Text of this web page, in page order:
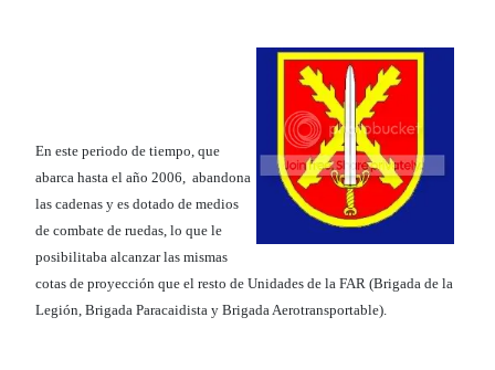
En este periodo de tiempo, que
abarca hasta el año 2006, abandona
las cadenas y es dotado de medios
de combate de ruedas, lo que le
posibilitaba alcanzar las mismas
cotas de proyección que el resto de Unidades de la FAR (Brigada de la
Legión, Brigada Paracaidista y Brigada Aerotransportable).